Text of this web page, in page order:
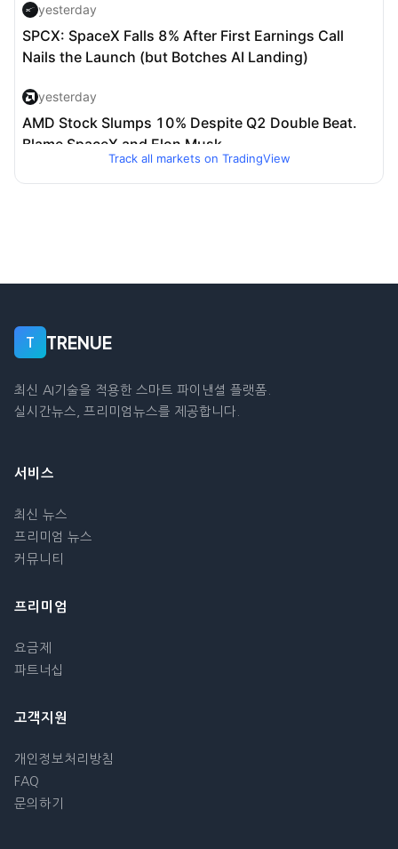
Track all markets on TradingView
T TRENUE
최신 AI기술을 적용한 스마트 파이낸셜 플랫폼.
실시간뉴스, 프리미엄뉴스를 제공합니다.
서비스
최신 뉴스
프리미엄 뉴스
커뮤니티
프리미엄
요금제
파트너십
고객지원
개인정보처리방침
FAQ
문의하기